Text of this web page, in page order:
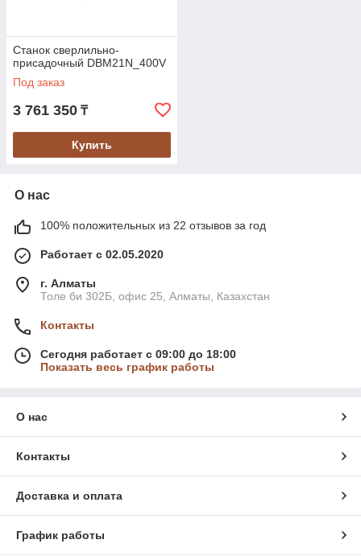
Станок сверлильно-
присадочный DBM21N_400V
Под заказ
3 761 350 ₸
Купить
О нас
100% положительных из 22 отзывов за год
Работает с 02.05.2020
г. Алматы
Толе би 302Б, офис 25, Алматы, Казахстан
Контакты
Сегодня работает с 09:00 до 18:00
Показать весь график работы
О нас
Контакты
Доставка и оплата
График работы